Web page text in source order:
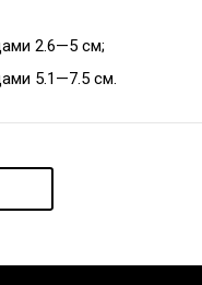
2.6—5 см;
5.1—7.5 см.